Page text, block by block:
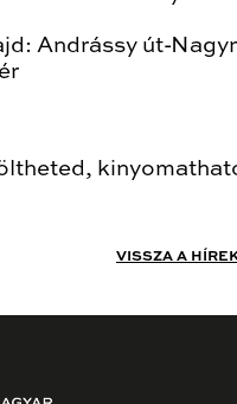
Andrássy út-
VISSZA A